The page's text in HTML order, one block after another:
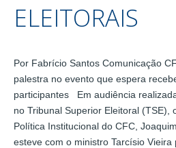
ELEITORAIS
Por Fabrício Santos Comunicação
palestra no evento que espera
participantes Em audiência
no Tribunal Superior Eleitoral (TSE),
Política Institucional do CFC,
esteve com o ministro Tarcísio